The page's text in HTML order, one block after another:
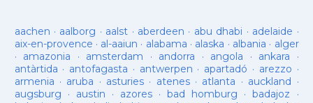
aachen · aalborg · aalst · aberdeen · abu dhabi · adelaide ·
aix-en-provence · al-aaiun · alabama · alaska · albania · alger
· amazonia · amsterdam · andorra · angola · ankara ·
antàrtida · antofagasta · antwerpen · apartadó · arezzo ·
armenia · aruba · asturies· atenes· atlanta · auckland ·
augsburg · austin · azores·bad homburg ·badajoz ·